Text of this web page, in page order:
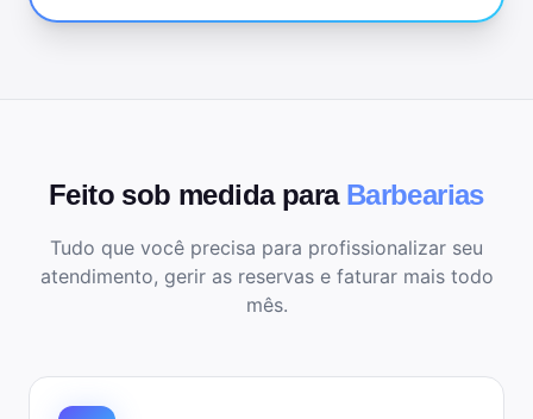
Feito sob medida para Barbearias
Tudo que você precisa para profissionalizar seu
atendimento, gerir as reservas e faturar mais todo
mês.